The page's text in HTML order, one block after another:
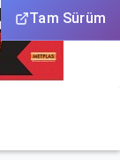
Tam Sürüm